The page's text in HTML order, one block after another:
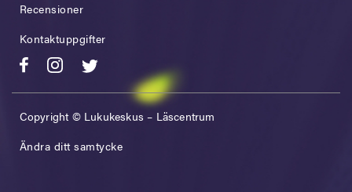
Recensioner
Kontaktuppgifter
Copyright © Lukukeskus – Läscentrum
Ändra ditt samtycke